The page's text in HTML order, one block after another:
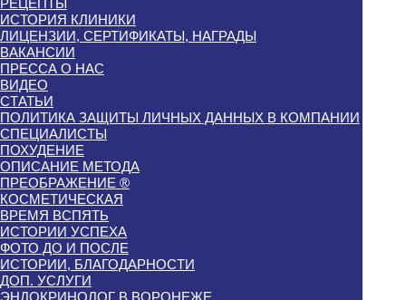
ИСТОРИЯ КЛИНИКИ
ЛИЦЕНЗИИ, СЕРТИФИКАТЫ, НАГРАДЫ
ВАКАНСИИ
ПРЕССА О НАС
ВИДЕО
СТАТЬИ
ПОЛИТИКА ЗАЩИТЫ ЛИЧНЫХ ДАННЫХ В КОМПАНИИ
СПЕЦИАЛИСТЫ
ПОХУДЕНИЕ
ОПИСАНИЕ МЕТОДА
ПРЕОБРАЖЕНИЕ ®
КОСМЕТИЧЕСКАЯ
ВРЕМЯ ВСПЯТЬ
ИСТОРИИ УСПЕХА
ФОТО ДО И ПОСЛЕ
ИСТОРИИ, БЛАГОДАРНОСТИ
ДОП. УСЛУГИ
ЭНДОКРИНОЛОГ В ВОРОНЕЖЕ